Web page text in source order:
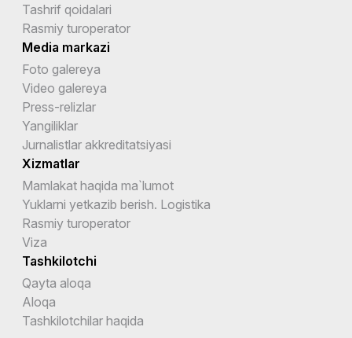
Tashrif qoidalari
Rasmiy turoperator
Media markazi
Foto galereya
Video galereya
Press-relizlar
Yangiliklar
Jurnalistlar akkreditatsiyasi
Xizmatlar
Mamlakat haqida ma`lumot
Yuklarni yetkazib berish. Logistika
Rasmiy turoperator
Viza
Tashkilotchi
Qayta aloqa
Aloqa
Tashkilotchilar haqida